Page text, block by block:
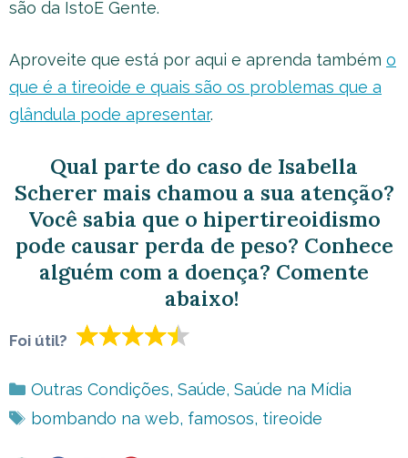
são da IstoÉ Gente.
Aproveite que está por aqui e aprenda também o
que é a tireoide e quais são os problemas que a
glândula pode apresentar.
Qual parte do caso de Isabella
Scherer mais chamou a sua atenção?
Você sabia que o hipertireoidismo
pode causar perda de peso? Conhece
alguém com a doença? Comente
abaixo!
Foi útil?
Categorias
Outras Condições, Saúde, Saúde na Mídia
Tags
bombando na web, famosos, tireoide